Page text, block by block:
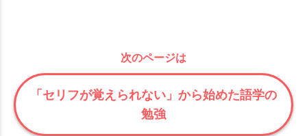
次のページは
「セリフが覚えられない」から始めた語学の
勉強